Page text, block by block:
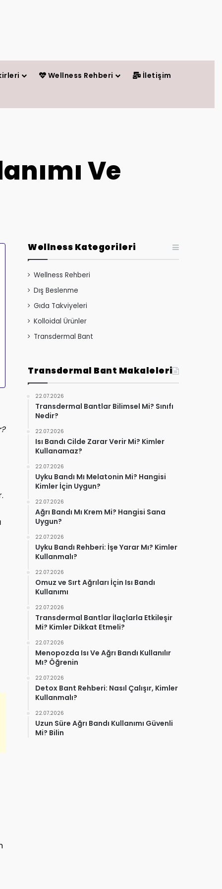
Wellness Rehberi İletişim
Ve
Wellness Kategorileri
Wellness Rehberi
Dış Beslenme
Gıda Takviyeleri
Kolloidal Ürünler
Transdermal Bant
Transdermal Bant Makaleleri
22.07.2026
Transdermal Bantlar Bilimsel Mi? Sınıfı
Nedir?
22.07.2026
Isı Bandı Cilde Zarar Verir Mi? Kimler
Kullanamaz?
22.07.2026
Uyku Bandı Mı Melatonin Mi? Hangisi
Kimler İçin Uygun?
22.07.2026
Ağrı Bandı Mı Krem Mi? Hangisi Sana
Uygun?
22.07.2026
Uyku Bandı Rehberi: İşe Yarar Mı? Kimler
Kullanmalı?
22.07.2026
Omuz ve Sırt Ağrıları İçin Isı Bandı
Kullanımı
22.07.2026
Transdermal Bantlar İlaçlarla Etkileşir
Mi? Kimler Dikkat Etmeli?
22.07.2026
Menopozda Isı Ve Ağrı Bandı Kullanılır
Mı? Öğrenin
22.07.2026
Detox Bant Rehberi: Nasıl Çalışır, Kimler
Kullanmalı?
22.07.2026
Uzun Süre Ağrı Bandı Kullanımı Güvenli
Mi? Bilin